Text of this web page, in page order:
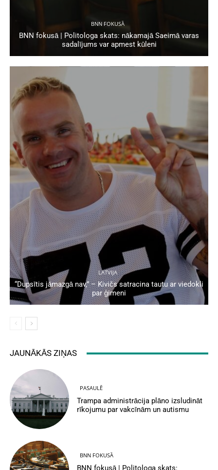
BNN FOKUSĀ
BNN fokusā | Politologa skats: nākamajā Saeimā varas
sadalījums var apmest kūleni
LATVIJA
“Dupsītis jāmazgā nav,” – Kivičs satracina tautu ar viedokli
par ģimeni
JAUNĀKĀS ZIŅAS
PASAULĒ
Trampa administrācija plāno izsludināt
rīkojumu par vakcīnām un autismu
BNN FOKUSĀ
BNN fokusā | Politologa skats: